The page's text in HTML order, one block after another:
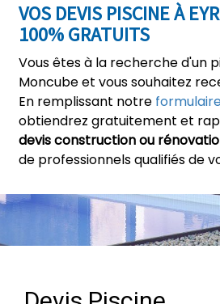
VOS DEVIS PISCINE À
100% GRATUITS
Vous êtes à la recherche d'un
Moncube et vous souhaitez
En remplissant notre
obtiendrez gratuitement et
devis construction ou
de professionnels qualifiés de